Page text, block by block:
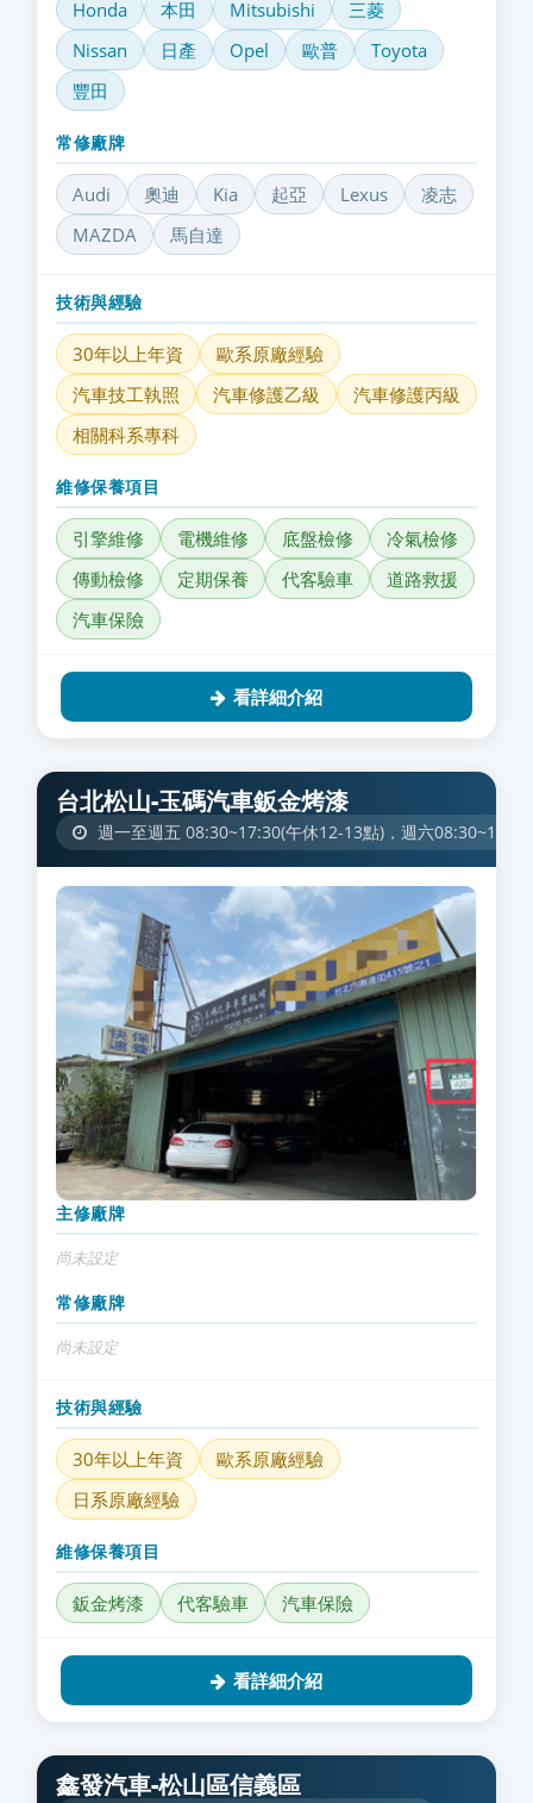
Honda 本田 Mitsubishi
三菱
Nissan
日產 Opel 歐普
Toyota
豐田
常修廠牌
Audi 奧迪 Kia 起亞 Lexus
凌志
MAZDA
馬自達
技術與經驗
30年以上年資
歐系原廠經驗
汽車技工執照
汽車修護乙級
汽車修護丙級
相關科系專科
維修保養項目
引擎維修 電機維修 底盤檢修
冷氣檢修
傳動檢修
定期保養 代客驗車
道路救援
汽車保險
看詳細介紹
台北松山-玉碼汽車鈑金烤漆
週一至週五 08:30~17:30(午休12-13點)，週六08:30~1200
主修廠牌
尚未設定
常修廠牌
尚未設定
技術與經驗
30年以上年資
歐系原廠經驗
日系原廠經驗
維修保養項目
鈑金烤漆 代客驗車 汽車保險
看詳細介紹
鑫發汽車-松山區信義區